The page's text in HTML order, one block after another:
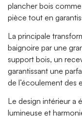
plancher bois
pièce tout en
La principale
baignoire par une
support bois, un
garantissant une
de l’écoulement des
Le design intérieur a
lumineuse et